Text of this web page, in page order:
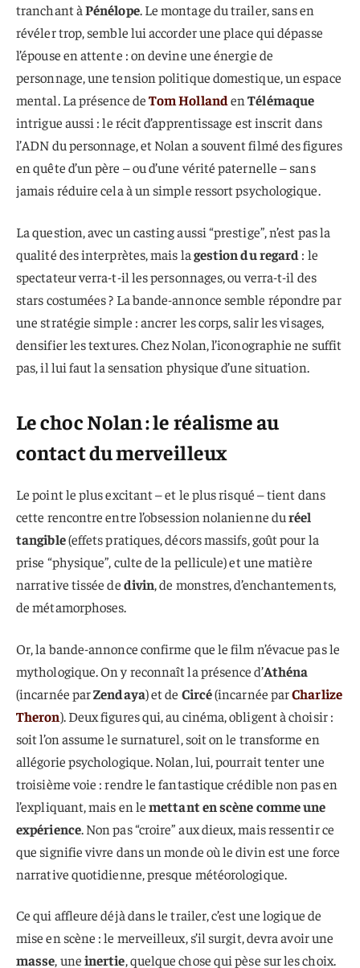
tranchant àPénélope. Le montage du trailer, sans en
révéler trop, semble lui accorder une place qui dépasse
l’épouse en attente : on devine une énergie de
personnage, une tension politique domestique, un espace
mental. La présence deTom HollandenTélémaque
intrigue aussi : le récit d’apprentissage est inscrit dans
l’ADN du personnage, et Nolan a souvent filmé des figures
en quête d’un père – ou d’une vérité paternelle – sans
jamais réduire cela à un simple ressort psychologique.
La question, avec un casting aussi “prestige”, n’est pas la
qualité des interprètes, mais lagestion du regard : le
spectateur verra-t-il les personnages, ou verra-t-il des
stars costumées ? La bande-annonce semble répondre par
une stratégie simple : ancrer les corps, salir les visages,
densifier les textures. Chez Nolan, l’iconographie ne suffit
pas, il lui faut la sensation physique d’une situation.
Le choc Nolan : le réalisme au
contact du merveilleux
Le point le plus excitant – et le plus risqué – tient dans
cette rencontre entre l’obsession nolanienne duréel
tangible(effets pratiques, décors massifs, goût pour la
prise “physique”, culte de la pellicule) et une matière
narrative tissée dedivin, de monstres, d’enchantements,
de métamorphoses.
Or, la bande-annonce confirme que le film n’évacue pas le
mythologique. On y reconnaît la présence d’Athéna
(incarnée parZendaya) et de Circé(incarnée parCharlize
Theron). Deux figures qui, au cinéma, obligent à choisir :
soit l’on assume le surnaturel, soit on le transforme en
allégorie psychologique. Nolan, lui, pourrait tenter une
troisième voie : rendre le fantastique crédible non pas en
l’expliquant, mais en lemettant en scène comme une
expérience. Non pas “croire” aux dieux, mais ressentir ce
que signifie vivre dans un monde où le divin est une force
narrative quotidienne, presque météorologique.
Ce qui affleure déjà dans le trailer, c’est une logique de
mise en scène : le merveilleux, s’il surgit, devra avoir une
masse, uneinertie, quelque chose qui pèse sur les choix.